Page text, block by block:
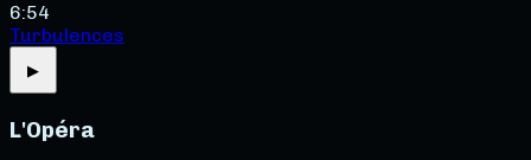
6:54
Turbulences
▶
L'Opéra